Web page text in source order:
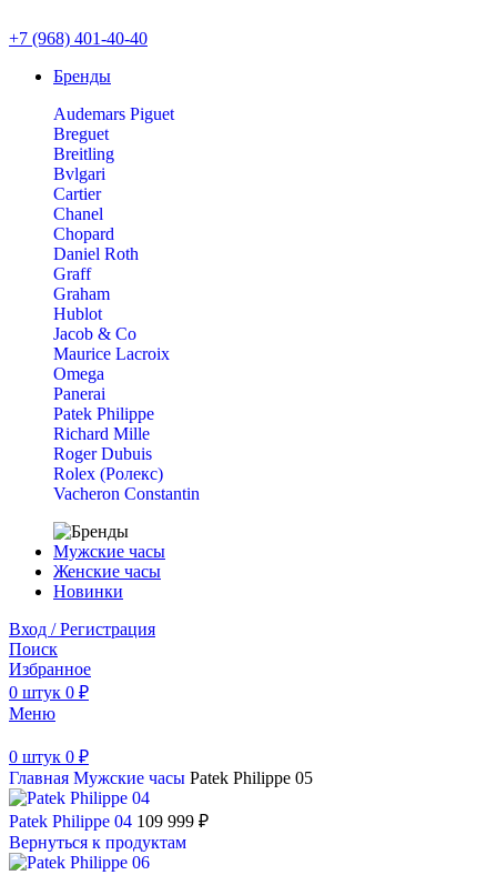
+7 (968) 401-40-40
Бренды
Audemars Piguet
Breguet
Breitling
Bvlgari
Cartier
Chanel
Chopard
Daniel Roth
Graff
Graham
Hublot
Jacob & Co
Maurice Lacroix
Omega
Panerai
Patek Philippe
Richard Mille
Roger Dubuis
Rolex (Ролекс)
Vacheron Constantin
Мужские часы
Женские часы
Новинки
Вход / Регистрация
Поиск
Избранное
0 штук 0 ₽
Меню
0 штук 0 ₽
Главная Мужские часы Patek Philippe 05
Patek Philippe 04 109 999 ₽
Вернуться к продуктам